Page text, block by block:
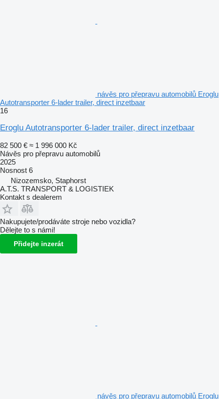
návěs pro přepravu automobilů Eroglu
Autotransporter 6-lader trailer, direct inzetbaar
16
Eroglu Autotransporter 6-lader trailer, direct inzetbaar
82 500 € ≈ 1 996 000 Kč
Návěs pro přepravu automobilů
2025
Nosnost 6
Nizozemsko, Staphorst
A.T.S. TRANSPORT & LOGISTIEK
Kontakt s dealerem
Nakupujete/prodáváte stroje nebo vozidla?
Dělejte to s námi!
Přidejte inzerát
návěs pro přepravu automobilů Eroglu